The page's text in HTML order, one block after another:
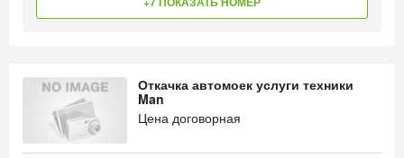
Откачка автомоек услуги техники
Man
Цена договорная